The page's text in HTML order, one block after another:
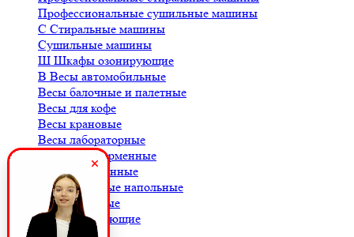
Профессиональные сушильные машины
С Стиральные машины
Сушильные машины
Ш Шкафы озонирующие
В Весы автомобильные
Весы балочные и палетные
Весы для кофе
Весы крановые
Весы лабораторные
Весы платформенные
Весы порционные
Весы товарные напольные
Весы торговые
К Комплектующие